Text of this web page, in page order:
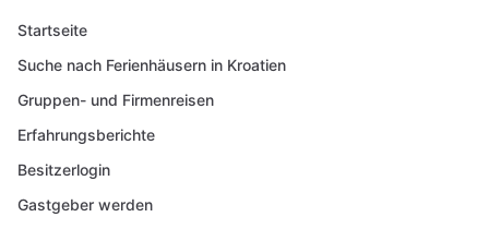
Startseite
Suche nach Ferienhäusern in Kroatien
Gruppen- und Firmenreisen
Erfahrungsberichte
Besitzerlogin
Gastgeber werden